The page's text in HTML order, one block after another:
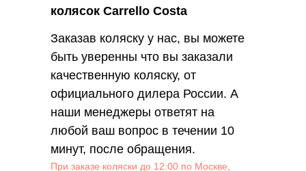
колясок Carrello Costa
Заказав коляску у нас, вы можете
быть уверенны что вы заказали
качественную коляску, от
официального дилера России. А
наши менеджеры ответят на
любой ваш вопрос в течении 10
минут, после обращения.
При заказе коляски до 12:00 по Москве,